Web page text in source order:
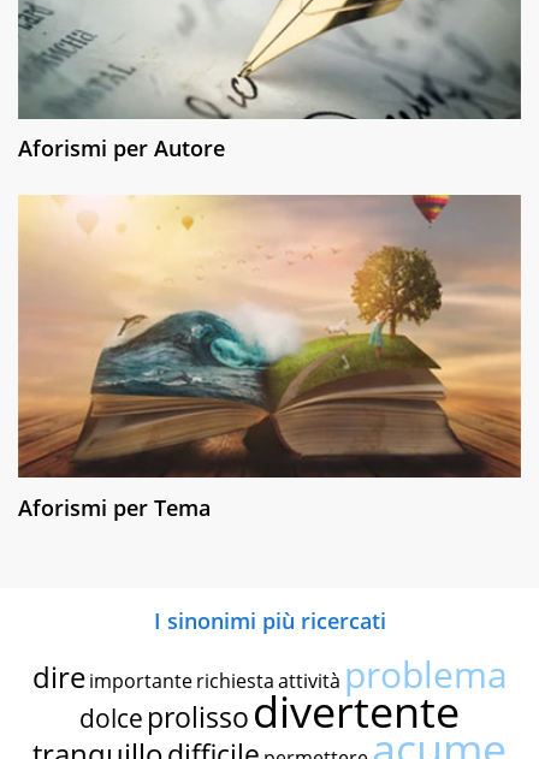
Aforismi per Autore
Aforismi per Tema
I sinonimi più ricercati
dire importante richiestaattività problema
dolce prolissodivertente